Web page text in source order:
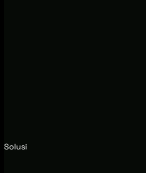
Solusi